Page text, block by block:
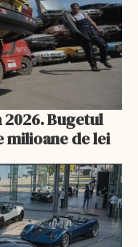
Bugetul
milioane de lei